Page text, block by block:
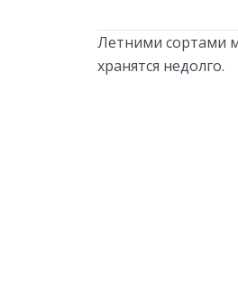
Летними сортами
хранятся недолго.